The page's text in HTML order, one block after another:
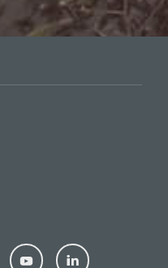
Belgesi (İBKB)
Ziraat
(BuZiraat
(Bu